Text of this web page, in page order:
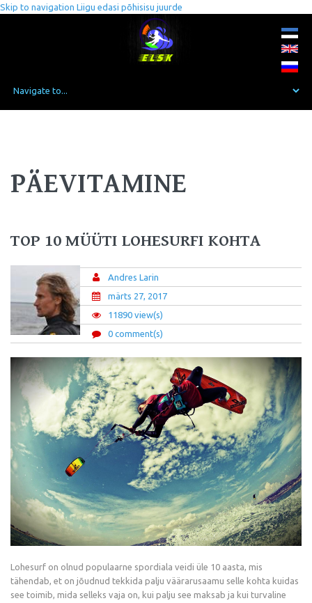
Skip to navigation Liigu edasi põhisisu juurde
PÄEVITAMINE
TOP 10 MÜÜTI LOHESURFI KOHTA
Andres Larin
märts 27, 2017
11890 view(s)
0 comment(s)
Lohesurf on olnud populaarne spordiala veidi üle 10 aasta, mis
tähendab, et on jõudnud tekkida palju väärarusaamu selle kohta kuidas
see toimib, mida selleks vaja on, kui palju see maksab ja kui turvaline